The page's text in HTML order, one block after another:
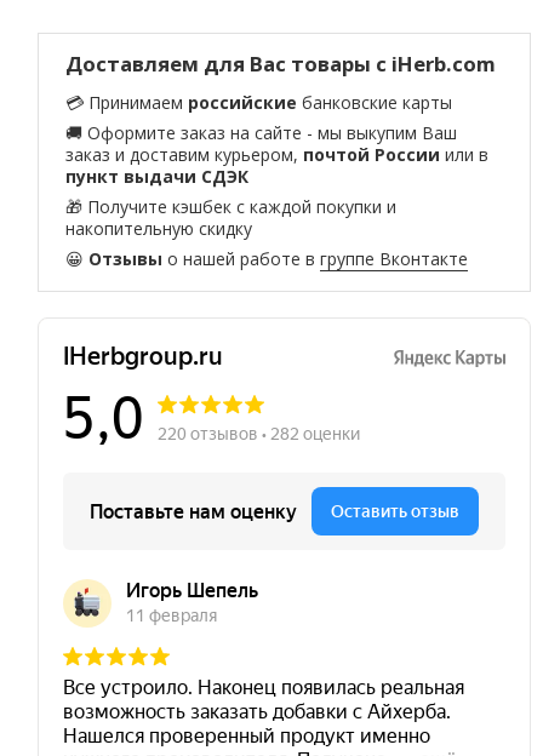
Доставляем для Вас товары с iHerb.com
💳 Принимаем российские банковские карты
🚚 Оформите заказ на сайте - мы выкупим Ваш
заказ и доставим курьером, почтой России или в
пункт выдачи СДЭК
🎁 Получите кэшбек с каждой покупки и
накопительную скидку
😀 Отзывы о нашей работе вгруппе Вконтакте